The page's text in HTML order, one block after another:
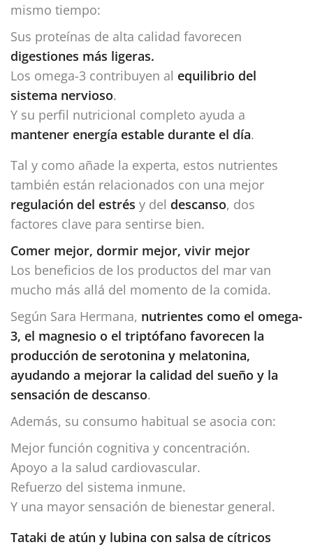
mismo tiempo:
Sus proteínas de alta calidad favorecen
digestiones más ligeras.
Los omega-3 contribuyen al equilibrio del
sistema nervioso.
Y su perfil nutricional completo ayuda a
mantener energía estable durante el día.
Tal y como añade la experta, estos nutrientes
también están relacionados con una mejor
regulación del estrés y del descanso, dos
factores clave para sentirse bien.
Comer mejor, dormir mejor, vivir mejor
Los beneficios de los productos del mar van
mucho más allá del momento de la comida.
Según Sara Hermana, nutrientes como el omega-
3, el magnesio o el triptófano favorecen la
producción de serotonina y melatonina,
ayudando a mejorar la calidad del sueño y la
sensación de descanso.
Además, su consumo habitual se asocia con:
Mejor función cognitiva y concentración.
Apoyo a la salud cardiovascular.
Refuerzo del sistema inmune.
Y una mayor sensación de bienestar general.
Tataki de atún y lubina con salsa de cítricos